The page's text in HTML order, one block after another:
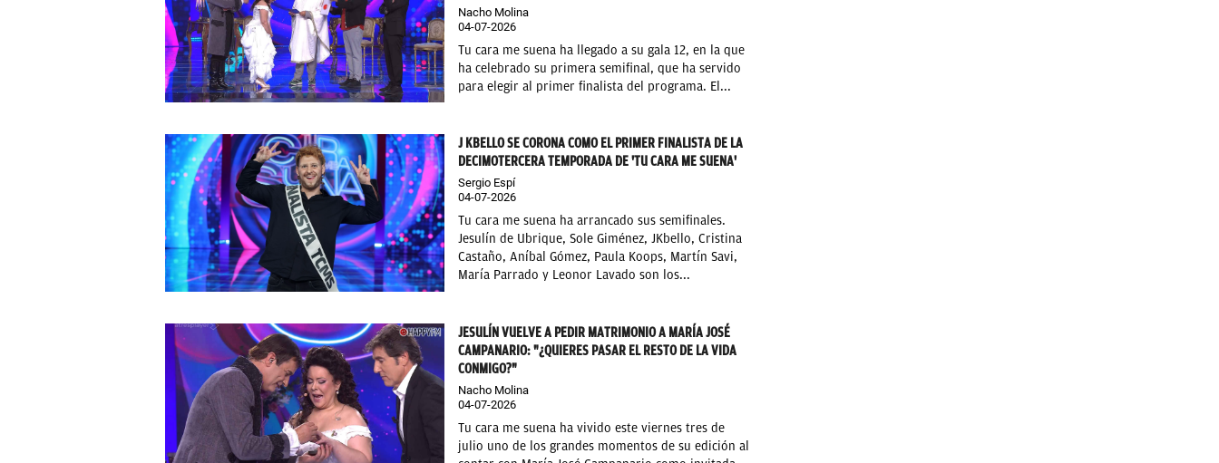
Nacho Molina
04-07-2026
Tu cara me suena ha llegado a su gala 12, en la que
ha celebrado su primera semifinal, que ha servido
para elegir al primer finalista del programa. El...
J KBELLO SE CORONA COMO EL PRIMER FINALISTA DE LA
DECIMOTERCERA TEMPORADA DE 'TU CARA ME SUENA'
Sergio Espí
04-07-2026
Tu cara me suena ha arrancado sus semifinales.
Jesulín de Ubrique, Sole Giménez, JKbello, Cristina
Castaño, Aníbal Gómez, Paula Koops, Martín Savi,
María Parrado y Leonor Lavado son los...
JESULÍN VUELVE A PEDIR MATRIMONIO A MARÍA JOSÉ
CAMPANARIO: "¿QUIERES PASAR EL RESTO DE LA VIDA
CONMIGO?"
Nacho Molina
04-07-2026
Tu cara me suena ha vivido este viernes tres de
julio uno de los grandes momentos de su edición al